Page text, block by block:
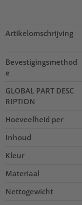
Artikelomschrijving
Bevestigingsmethod
e
GLOBAL PART DESC
RIPTION
Hoeveelheid per
Inhoud
Kleur
Materiaal
Nettogewicht